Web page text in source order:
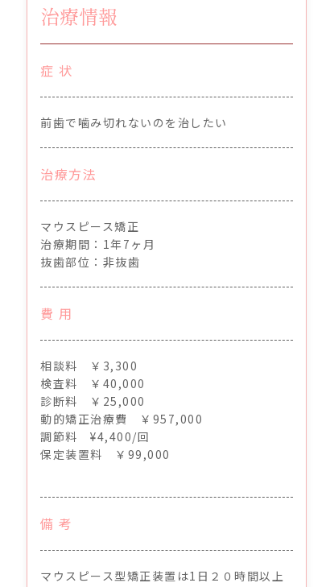
治療情報
症 状
前歯で噛み切れないのを治したい
治療方法
マウスピース矯正
治療期間：1年7ヶ月
抜歯部位：非抜歯
費 用
相談料 ￥3,300
検査料 ￥40,000
診断料 ￥25,000
動的矯正治療費 ￥957,000
調節料 ¥4,400/回
保定装置料 ￥99,000
備 考
マウスピース型矯正装置は1日２０時間以上